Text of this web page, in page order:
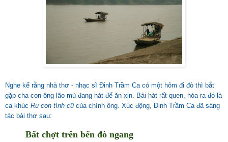
Nghe kể rằng nhà thơ - nhạc sĩ Đinh Trầm Ca có một hôm đi đò thì bắt
gặp cha con ông lão mù đang hát để ăn xin. Bài hát rất quen, hóa ra đó là
ca khúc Ru con tình cũ của chính ông. Xúc động, Đinh Trầm Ca đã sáng
tác bài thơ sau:
Bất chợt trên bến đò ngang